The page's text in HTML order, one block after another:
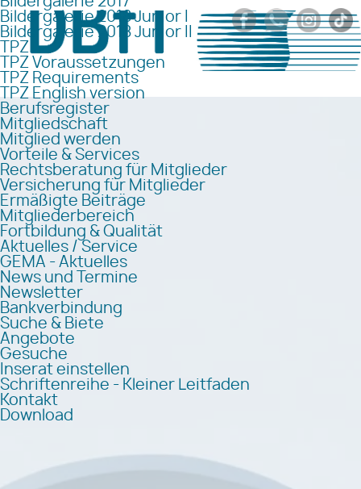
Bildergalerie 2018 Junior I
Bildergalerie 2018 Junior II
TPZ
TPZ Voraussetzungen
TPZ Requirements
TPZ English version
Berufsregister
Mitgliedschaft
Mitglied werden
Vorteile & Services
Rechtsberatung für Mitglieder
Versicherung für Mitglieder
Ermäßigte Beiträge
Mitgliederbereich
Fortbildung & Qualität
Aktuelles / Service
GEMA - Aktuelles
News und Termine
Newsletter
Bankverbindung
Suche & Biete
Angebote
Gesuche
Inserat einstellen
Schriftenreihe - Kleiner Leitfaden
Kontakt
Download